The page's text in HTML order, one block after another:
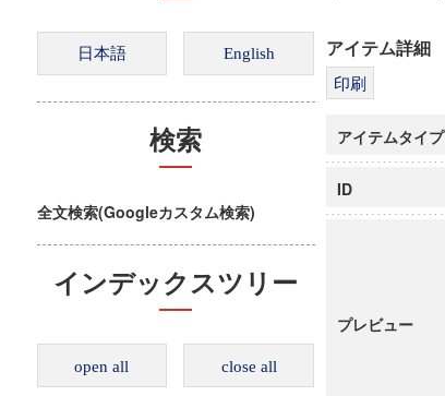
検索
全文検索(Googleカスタム検索)
インデックスツリー
open all close all
アイテム詳細
アイテムタイプ
ID
プレビュー